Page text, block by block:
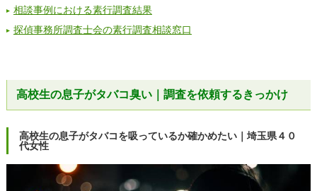
相談事例における素行調査結果
探偵事務所調査士会の素行調査相談窓口
高校生の息子がタバコ臭い｜調査を依頼するきっかけ
高校生の息子がタバコを吸っているか確かめたい｜埼玉県４０
代女性